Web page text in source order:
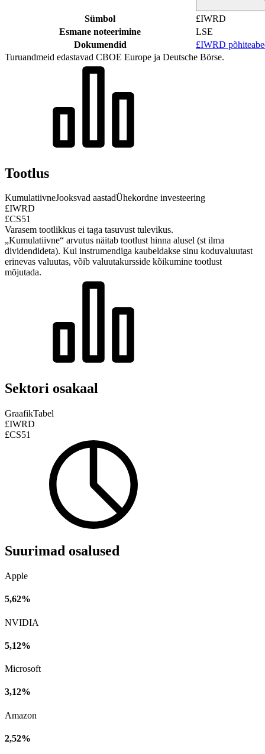
Sümbol
£IWRD
Esmane noteerimine
LSE
Dokumendid
£IWRD
Turuandmeid edastavad CBOE Europe ja Deutsche Börse.
Tootlus
KumulatiivneJooksvad aastadÜhekordne investeering
£IWRD
£CS51
Varasem tootlikkus ei taga tasuvust tulevikus.
„Kumulatiivne“ arvutus näitab tootlust hinna alusel (st ilma
dividendideta). Kui instrumendiga kaubeldakse sinu koduvaluutast
erinevas valuutas, võib valuutakursside kõikumine tootlust
mõjutada.
Sektori osakaal
GraafikTabel
£IWRD
£CS51
Suurimad osalused
Apple
5,62%
NVIDIA
5,12%
Microsoft
3,12%
Amazon
2,52%